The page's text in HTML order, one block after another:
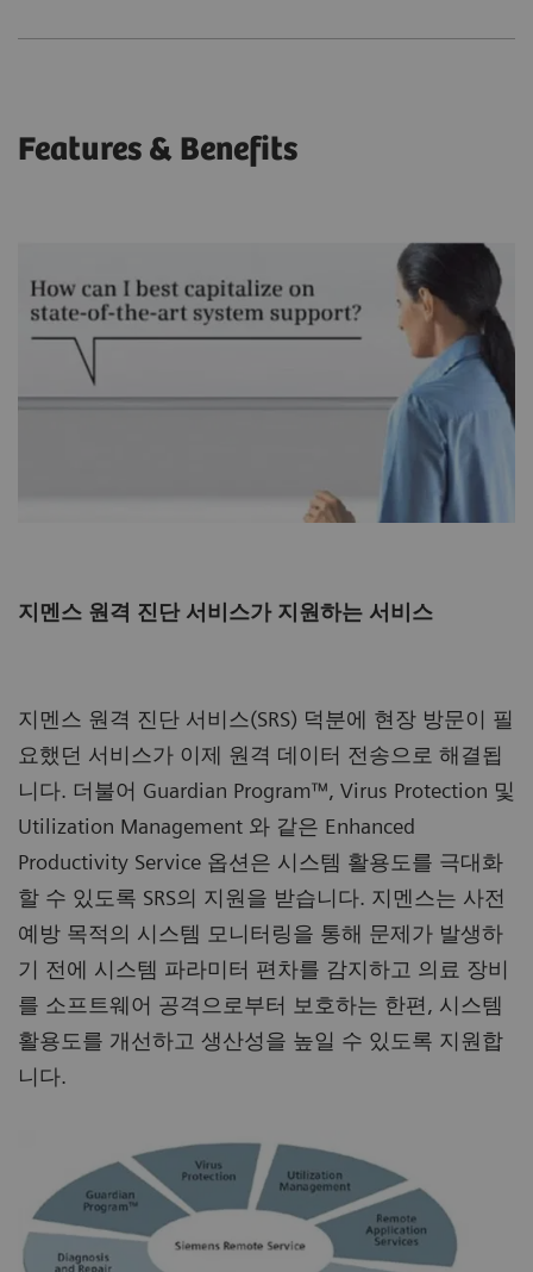
Features & Benefits
지멘스 원격 진단 서비스가 지원하는 서비스
지멘스 원격 진단 서비스(SRS) 덕분에 현장 방문이 필
요했던 서비스가 이제 원격 데이터 전송으로 해결됩
니다. 더불어 Guardian Program™, Virus Protection 및
Utilization Management 와 같은 Enhanced
Productivity Service 옵션은 시스템 활용도를 극대화
할 수 있도록 SRS의 지원을 받습니다. 지멘스는 사전
예방 목적의 시스템 모니터링을 통해 문제가 발생하
기 전에 시스템 파라미터 편차를 감지하고 의료 장비
를 소프트웨어 공격으로부터 보호하는 한편, 시스템
활용도를 개선하고 생산성을 높일 수 있도록 지원합
니다.